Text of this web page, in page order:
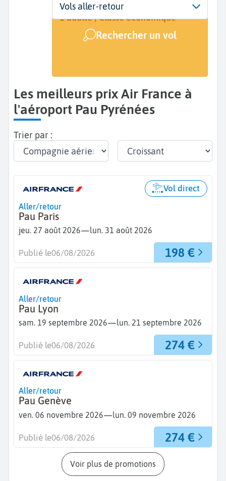
Départ
Pau Pyrénées (PUF)
Dates
Dates de votre voyage
Voyageurs | Classe
1 adulte | Classe économique
Rechercher un vol
Vols aller-retour
Les meilleurs prix Air France à
l'aéroport Pau Pyrénées
Trier par :
Aller/retour
Pau Paris
jeu. 27 août 2026—lun. 31 août 2026
Vol direct
198 €
Publié le06/08/2026
Aller/retour
Pau Lyon
sam. 19 septembre 2026—lun. 21 septembre 2026
274 €
Publié le06/08/2026
Aller/retour
Pau Genève
ven. 06 novembre 2026—lun. 09 novembre 2026
274 €
Publié le06/08/2026
Voir plus de promotions